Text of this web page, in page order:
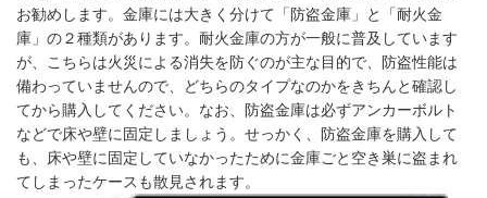
お勧めします。金庫には大きく分けて「防盗金庫」と「耐火金
庫」の２種類があります。耐火金庫の方が一般に普及しています
が、こちらは火災による消失を防ぐのが主な目的で、防盗性能は
備わっていませんので、どちらのタイプなのかをきちんと確認し
てから購入してください。なお、防盗金庫は必ずアンカーボルト
などで床や壁に固定しましょう。せっかく、防盗金庫を購入して
も、床や壁に固定していなかったために金庫ごと空き巣に盗まれ
てしまったケースも散見されます。